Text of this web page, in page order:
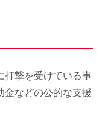
打撃を受けている事
金などの公的な支援